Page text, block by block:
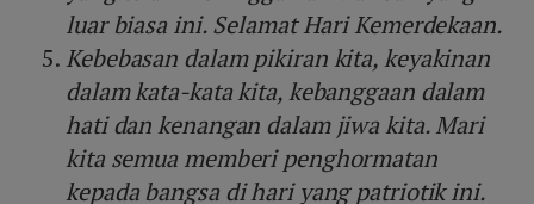
luar biasa ini. Selamat Hari Kemerdekaan.
Kebebasan dalam pikiran kita, keyakinan
dalam kata-kata kita, kebanggaan dalam
hati dan kenangan dalam jiwa kita. Mari
kita semua memberi penghormatan
kepada bangsa di hari yang patriotik ini.